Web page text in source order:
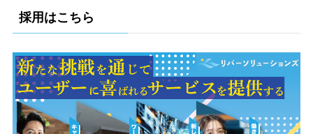
採用はこちら